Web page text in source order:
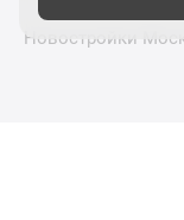
Новостройки